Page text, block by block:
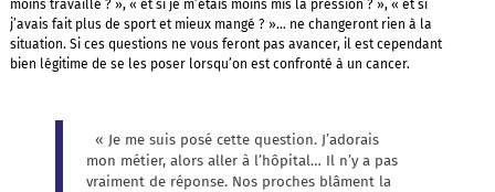
moins travaillé ? », « et si je m’étais moins mis la pression ? », « et si
j’avais fait plus de sport et mieux mangé ? »… ne changeront rien à la
situation. Si ces questions ne vous feront pas avancer, il est cependant
bien légitime de se les poser lorsqu’on est confronté à un cancer.
« Je me suis posé cette question. J’adorais
mon métier, alors aller à l’hôpital… Il n’y a pas
vraiment de réponse. Nos proches blâment la